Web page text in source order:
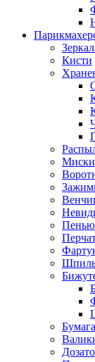
Кисти
Бумага